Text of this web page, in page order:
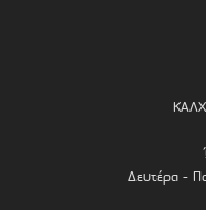
Δευτέρα -